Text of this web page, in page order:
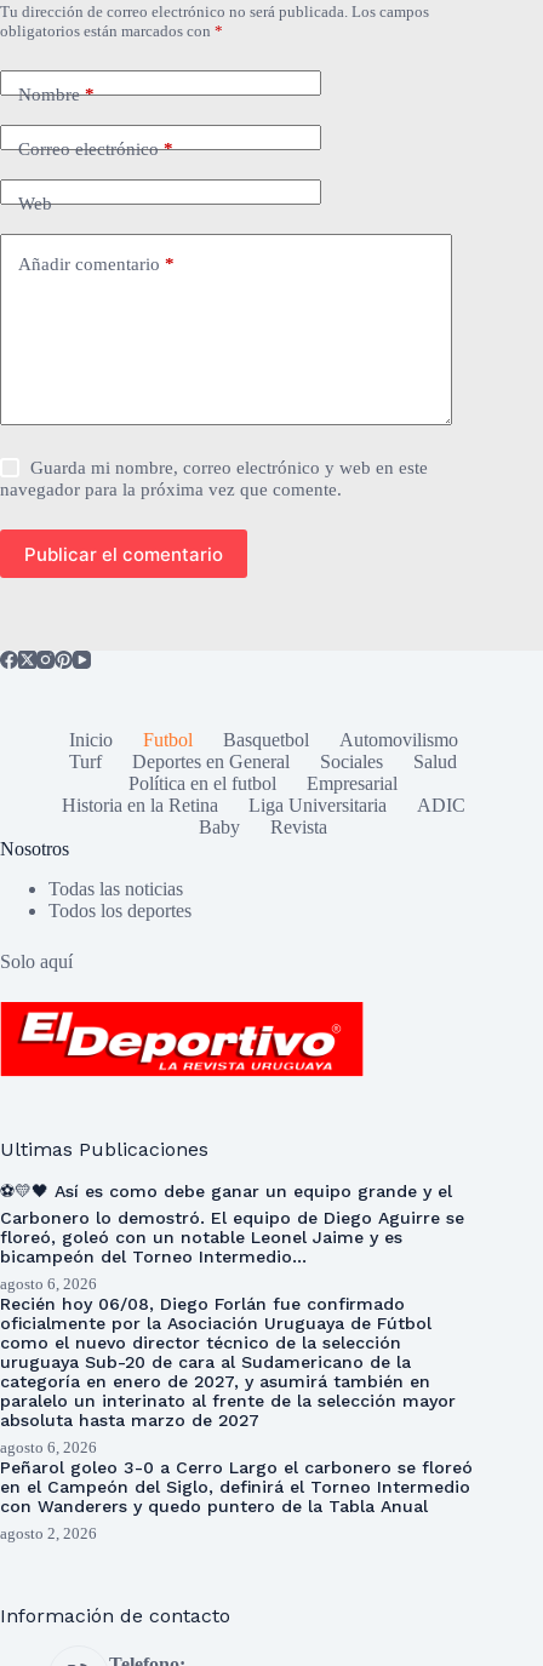
Tu dirección de correo electrónico no será publicada. Los campos
obligatorios están marcados con *
Nombre*
Correo electrónico*
Web
Añadir comentario *
Guarda mi nombre, correo electrónico y web en este
navegador para la próxima vez que comente.
Publicar el comentario
Inicio Futbol Basquetbol
Automovilismo
Turf
Deportes en General Sociales
Salud
Política en el futbol
Empresarial
Historia en la Retina
Liga Universitaria
ADIC
Baby
Revista
Nosotros
Todas las noticias
Todos los deportes
Solo aquí
Ultimas Publicaciones
⚽💛🖤 Así es como debe ganar un equipo grande y el
Carbonero lo demostró. El equipo de Diego Aguirre se
floreó, goleó con un notable Leonel Jaime y es
bicampeón del Torneo Intermedio…
agosto 6, 2026
Recién hoy 06/08, Diego Forlán fue confirmado
oficialmente por la Asociación Uruguaya de Fútbol
como el nuevo director técnico de la selección
uruguaya Sub-20 de cara al Sudamericano de la
categoría en enero de 2027, y asumirá también en
paralelo un interinato al frente de la selección mayor
absoluta hasta marzo de 2027
agosto 6, 2026
Peñarol goleo 3-0 a Cerro Largo el carbonero se floreó
en el Campeón del Siglo, definirá el Torneo Intermedio
con Wanderers y quedo puntero de la Tabla Anual
agosto 2, 2026
Información de contacto